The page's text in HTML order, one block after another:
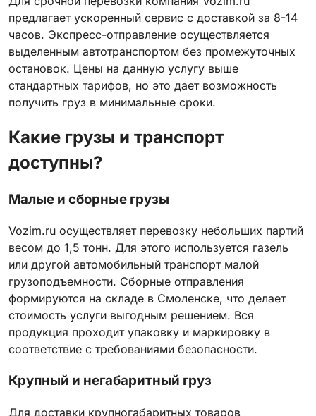
предлагает ускоренный сервис с доставкой за 8-14
часов. Экспресс-отправление осуществляется
выделенным автотранспортом без промежуточных
остановок. Цены на данную услугу выше
стандартных тарифов, но это дает возможность
получить груз в минимальные сроки.
Какие грузы и транспорт
доступны?
Малые и сборные грузы
Vozim.ru осуществляет перевозку небольших партий
весом до 1,5 тонн. Для этого используется газель
или другой автомобильный транспорт малой
грузоподъемности. Сборные отправления
формируются на складе в Смоленске, что делает
стоимость услуги выгодным решением. Вся
продукция проходит упаковку и маркировку в
соответствие с требованиями безопасности.
Крупный и негабаритный груз
Для доставки крупногабаритных товаров